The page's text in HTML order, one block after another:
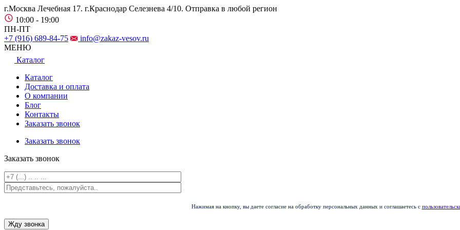
г.Москва Лечебная 17. г.Краснодар Селезнева 4/10. Отправка в любой регион
10:00 - 19:00
ПН-ПТ
+7 (916) 689-84-75
info@zakaz-vesov.ru
МЕНЮ
Каталог
Каталог
Доставка и оплата
О компании
Блог
Контакты
Заказать звонок
Заказать звонок
Заказать звонок
Нажимая на кнопку, вы даете согласие на обработку персональных данных и соглашаетесь с